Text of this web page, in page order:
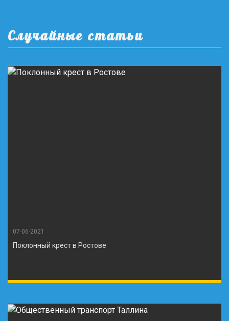
Случайные статьи
07-06-2021
Поклонный крест в Ростове